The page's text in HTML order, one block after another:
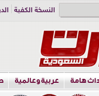
النسخة الكفية
هامة عربية وعالمية